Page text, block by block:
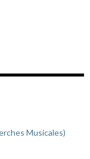
Musicales)